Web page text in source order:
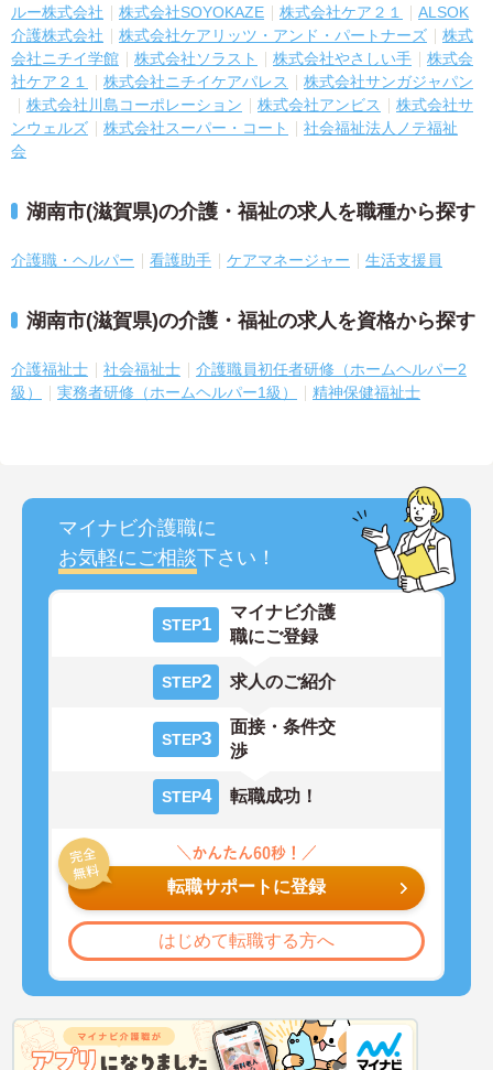
ルー株式会社
株式会社SOYOKAZE 株式会社ケア２１
ALSOK
介護株式会社
株式会社ケアリッツ・アンド・パートナーズ
株式
会社ニチイ学館
株式会社ソラスト 株式会社やさしい手
株式会
社ケア２１
株式会社ニチイケアパレス
株式会社サンガジャパン
株式会社川島コーポレーション
株式会社アンビス
株式会社サ
ンウェルズ
株式会社スーパー・コート
社会福祉法人ノテ福祉
会
湖南市(滋賀県)の介護・福祉の求人を職種から探す
介護職・ヘルパー 看護助手 ケアマネージャー 生活支援員
湖南市(滋賀県)の介護・福祉の求人を資格から探す
介護福祉士 社会福祉士
介護職員初任者研修（ホームヘルパー2
級）
実務者研修（ホームヘルパー1級） 精神保健福祉士
マイナビ介護職に
お気軽にご相談下さい！
STEP1
マイナビ介護
職にご登録
STEP2 求人のご紹介
STEP3
面接・条件交
渉
STEP4 転職成功！
転職サポートに登録
はじめて転職する方へ